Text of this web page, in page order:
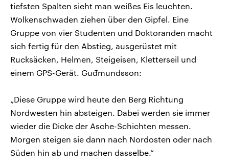
tiefsten Spalten sieht man weißes Eis leuchten.
Wolkenschwaden ziehen über den Gipfel. Eine
Gruppe von vier Studenten und Doktoranden macht
sich fertig für den Abstieg, ausgerüstet mit
Rucksäcken, Helmen, Steigeisen, Kletterseil und
einem GPS-Gerät. Guđmundsson:
„Diese Gruppe wird heute den Berg Richtung
Nordwesten hin absteigen. Dabei werden sie immer
wieder die Dicke der Asche-Schichten messen.
Morgen steigen sie dann nach Nordosten oder nach
Süden hin ab und machen dasselbe.“